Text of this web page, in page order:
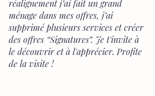
réalignement j’ai fait un grand
ménage dans mes offres, j’ai
supprimé plusieurs services et créer
des offres “Signatures”. Je t'invite à
le découvrir et à l'apprécier. Profite
de la visite !